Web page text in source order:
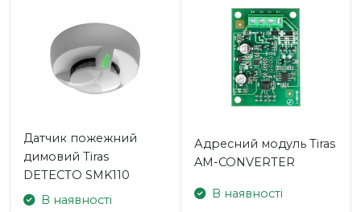
Датчик пожежний
димовий Tiras
DETECTO SMK110
В наявності
Адресний модуль Tiras
AM-CONVERTER
В наявності